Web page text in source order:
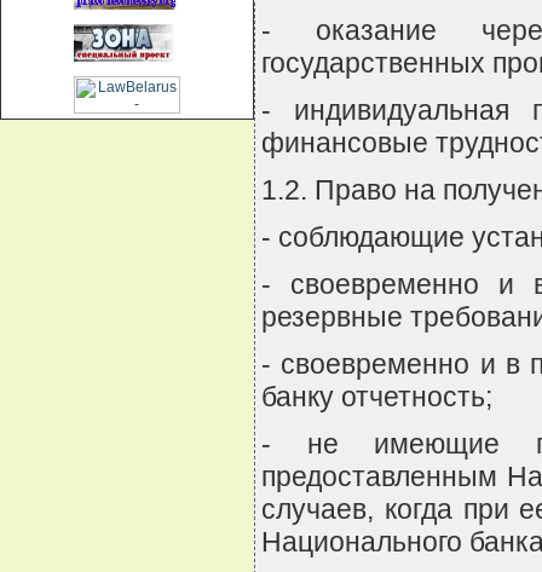
- оказание
государственных
- индивидуальная
финансовые
1.2. Право на
- соблюдающие
- своевременно и
резервные
- своевременно и в
банку отчетность;
- не имеющие
предоставленным
случаев, когда при
Национального